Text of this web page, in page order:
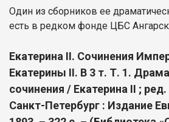
Один из сборников ее
есть в редком фонде ЦБС
Екатерина II. Сочинения
Екатерины II. В 3 т. Т. 1.
сочинения / Екатерина II ;
Санкт-Петербург : Издание